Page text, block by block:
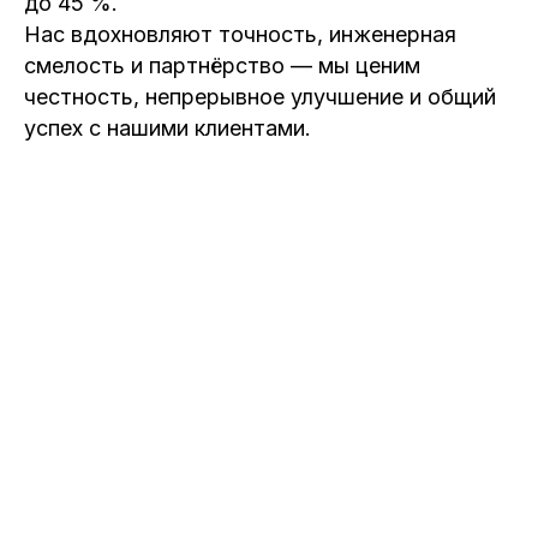
Нас вдохновляют точность, инженерная
смелость и партнёрство — мы ценим
честность, непрерывное улучшение и общий
успех с нашими клиентами.